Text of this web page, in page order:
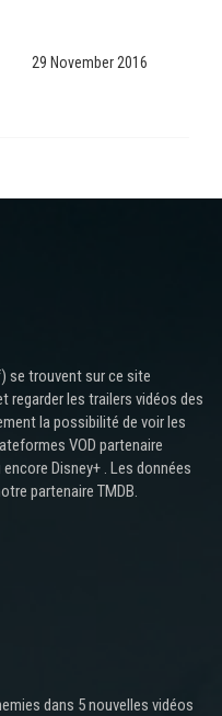
29 November 2016
se trouvent sur ce site
regarder les trailers vidéos des
la possibilité de voir les
VOD partenaire
Disney+ . Les données
partenaire TMDB.
dans 5 nouvelles vidéos